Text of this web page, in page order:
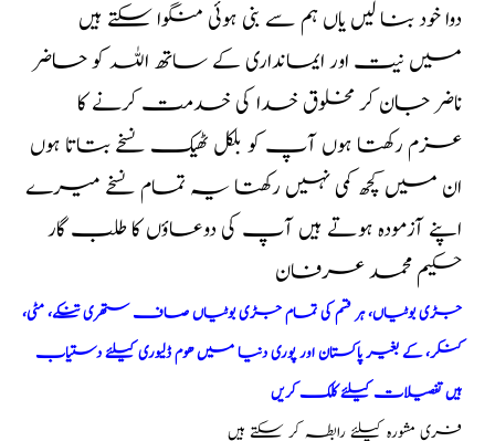
دوا خود بنا لیں یاں ہم سے بنی ہوئی منگوا سکتے ہیں
میں نیت اور ایمانداری کے ساتھ اللہ کو حاضر
ناضر جان کر مخلوق خدا کی خدمت کرنے کا
عزم رکھتا ہوں آپ کو بلکل ٹھیک نسخے بتاتا ہوں
ان میں کچھ کمی نہیں رکھتا یہ تمام نسخے میرے
اپنے آزمودہ ہوتے ہیں آپ کی دوعاؤں کا طلب گار
حکیم محمد عرفان
جڑی بوٹیاں، ہر قسم کی تمام جڑی بوٹیاں صاف ستھری تنکے، مٹی،
کنکر، کے بغیر پاکستان اور پوری دنیا میں ھوم ڈلیوری کیلئے دستیاب
ہیں تفصیلات کیلئے کلک کریں
فری مشورہ کیلئے رابطہ کر سکتے ہیں